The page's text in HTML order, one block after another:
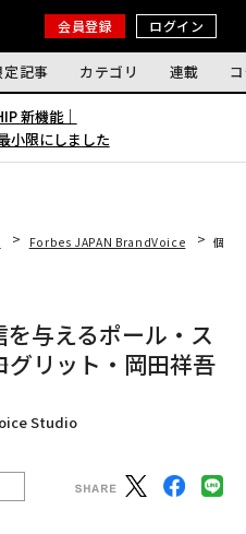
会員登録 ログイン
記事 カテゴリ 連載
新機能｜
小限にしました
Forbes JAPAN BrandVoice 個性
与えるポール・ス
グリット・岡田祥吾
Studio